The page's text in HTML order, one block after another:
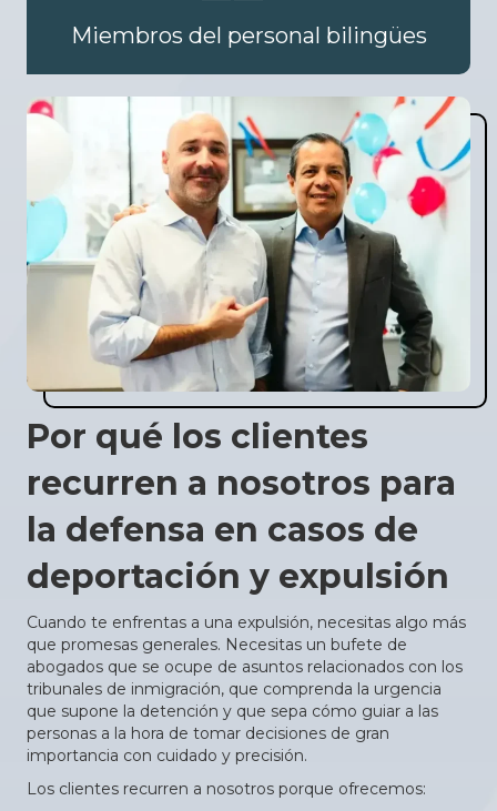
Miembros del personal bilingües
Por qué los clientes
recurren a nosotros para
la defensa en casos de
deportación y expulsión
Cuando te enfrentas a una expulsión, necesitas algo más
que promesas generales. Necesitas un bufete de
abogados que se ocupe de asuntos relacionados con los
tribunales de inmigración, que comprenda la urgencia
que supone la detención y que sepa cómo guiar a las
personas a la hora de tomar decisiones de gran
importancia con cuidado y precisión.
Los clientes recurren a nosotros porque ofrecemos: